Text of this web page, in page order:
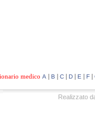
medico A | B | C| D| E | F|
Realizzato